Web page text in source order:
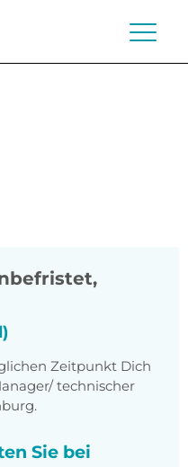
Zeitpunkt Dich
technischer
Sie bei